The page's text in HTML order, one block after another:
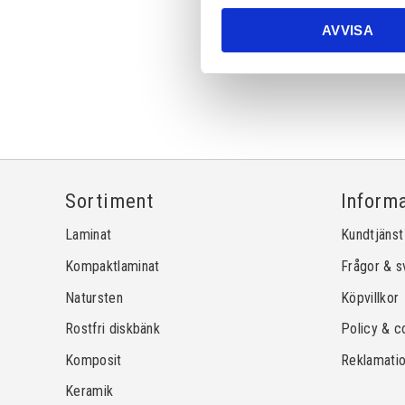
AVVISA
Sortiment
Laminat
Kompaktlaminat
Natursten
Rostfri diskbänk
Komposit
Keramik
Kundtjänst
Frågor &
Köpvillkor
Policy &